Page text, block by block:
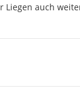
Liegen auch